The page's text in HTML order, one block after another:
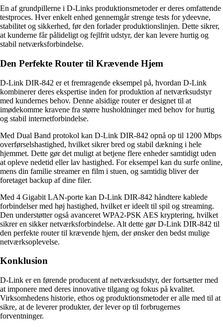
En af grundpillerne i D-Links produktionsmetoder er deres omfattende
testproces. Hver enkelt enhed gennemgår strenge tests for ydeevne,
stabilitet og sikkerhed, før den forlader produktionslinjen. Dette sikrer,
at kunderne får pålideligt og fejlfrit udstyr, der kan levere hurtig og
stabil netværksforbindelse.
Den Perfekte Router til Krævende Hjem
D-Link DIR-842 er et fremragende eksempel på, hvordan D-Link
kombinerer deres ekspertise inden for produktion af netværksudstyr
med kundernes behov. Denne alsidige router er designet til at
imødekomme kravene fra større husholdninger med behov for hurtig
og stabil internetforbindelse.
Med Dual Band protokol kan D-Link DIR-842 opnå op til 1200 Mbps
overførselshastighed, hvilket sikrer bred og stabil dækning i hele
hjemmet. Dette gør det muligt at betjene flere enheder samtidigt uden
at opleve nedetid eller lav hastighed. For eksempel kan du surfe online,
mens din familie streamer en film i stuen, og samtidig bliver der
foretaget backup af dine filer.
Med 4 Gigabit LAN-porte kan D-Link DIR-842 håndtere kablede
forbindelser med høj hastighed, hvilket er ideelt til spil og streaming.
Den understøtter også avanceret WPA2-PSK AES kryptering, hvilket
sikrer en sikker netværksforbindelse. Alt dette gør D-Link DIR-842 til
den perfekte router til krævende hjem, der ønsker den bedst mulige
netværksoplevelse.
Konklusion
D-Link er en førende producent af netværksudstyr, der fortsætter med
at imponere med deres innovative tilgang og fokus på kvalitet.
Virksomhedens historie, ethos og produktionsmetoder er alle med til at
sikre, at de leverer produkter, der lever op til forbrugernes
forventninger.